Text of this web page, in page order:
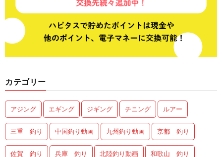
カテゴリー
アジング エギング ジギング チニング ルアー
三重 釣り 中国釣り動画 九州釣り動画 京都 釣り
佐賀 釣り 兵庫 釣り 北陸釣り動画 和歌山 釣り